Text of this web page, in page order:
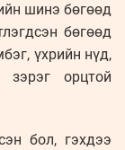
шинэ бөгөөд
бөгөөд
үхрийн нүд,
зэрэг орцтой
бол, гэхдээ